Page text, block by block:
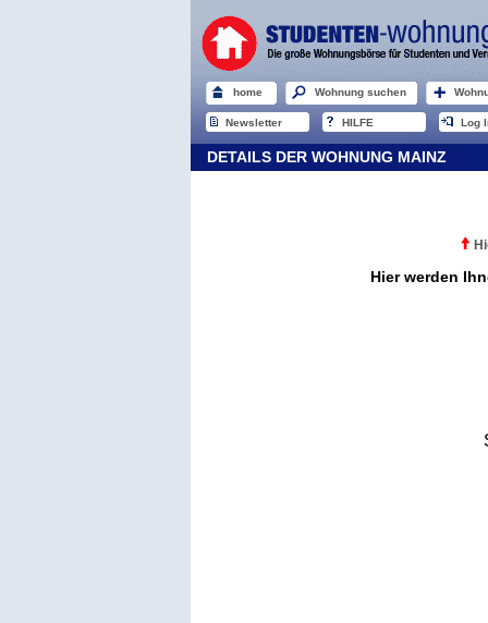
home Wohnung suchen
Newsletter HILFE Log
DETAILS DER WOHNUNG MAINZ
Hier werden